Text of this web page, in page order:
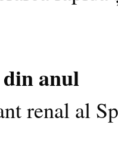
anul
renal al